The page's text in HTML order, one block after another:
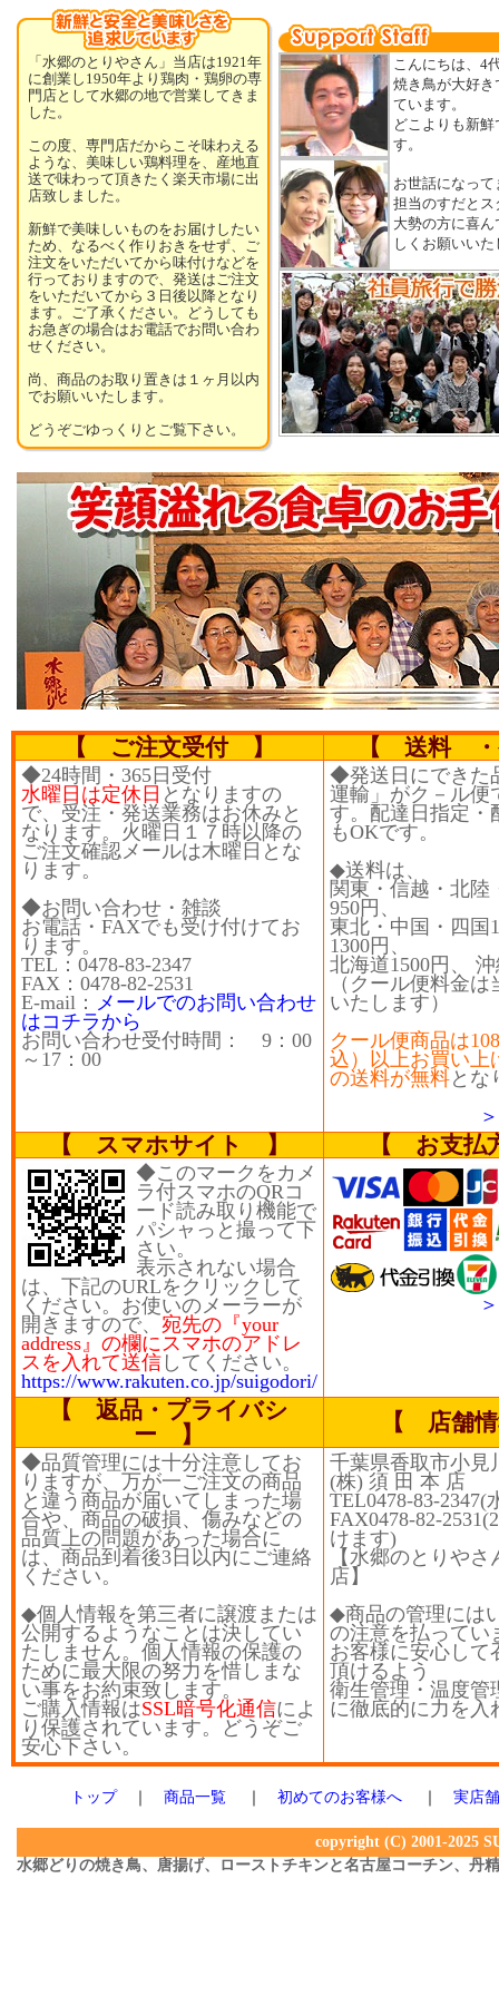
「水郷のとりやさん」当店は1921年
に創業し1950年より鶏肉・鶏卵の専
門店として水郷の地で営業してきま
した。
この度、専門店だからこそ味わえる
ような、美味しい鶏料理を、産地直
送で味わって頂きたく楽天市場に出
店致しました。
新鮮で美味しいものをお届けしたい
ため、なるべく作りおきをせず、ご
注文をいただいてから味付けなどを
行っておりますので、発送はご注文
をいただいてから３日後以降となり
ます。ご了承ください。どうしても
お急ぎの場合はお電話でお問い合わ
せください。
尚、商品のお取り置きは１ヶ月以内
でお願いいたします。
どうぞごゆっくりとご覧下さい。
こんにちは、4
焼き鳥が大好
ています。
どこよりも新
す。
お世話になって
担当のすだと
大勢の方に喜
しくお願いいた
【 ご注文受付 】 【 送料
◆24時間・365日受付
水曜日は定休日 となりますの
で、受注・発送業務はお休みと
なります。火曜日１７時以降の
ご注文確認メールは木曜日とな
ります。
◆お問い合わせ・雑談
お電話・FAXでも受け付けてお
ります。
TEL：0478-83-2347
FAX：0478-82-2531
E-mail： メールでのお問い合わせ
はコチラから
お問い合わせ受付時間： 9：00
～17：00
◆発送日にできた
運輸」がク－ル便
す。配達日指定・
もOKです。
◆送料は、
関東・信越・北陸
950円、
東北・中国・四国
1300円、
北海道1500円、
（クール便料金
いたします）
クール便商品は
込）以上お買い上
の送料が無料とな
【 スマホサイト 】 【 お支
◆このマークをカメ
ラ付スマホのQRコ
ード読み取り機能で
パシャっと撮って下
さい。
表示されない場合
は、下記のURLをクリックして
ください。お使いのメーラーが
開きますので、 宛先の『your
address』の欄にスマホのアドレ
スを入れて送信してください。
https://www.rakuten.co.jp/suigodori/
【 返品・プライバシ
ー 】
【 店舗
◆品質管理には十分注意してお
りますが、万が一ご注文の商品
と違う商品が届いてしまった場
合や、商品の破損、傷みなどの
品質上の問題があった場合に
は、商品到着後3日以内にご連絡
ください。
◆個人情報を第三者に譲渡または
公開するようなことは決してい
たしません。個人情報の保護の
ために最大限の努力を惜しまな
い事をお約束致します。
ご購入情報はSSL暗号化通信によ
り保護されています。どうぞご
安心下さい。
千葉県香取市小見
(株) 須 田 本 店
TEL0478-83-2347(
FAX0478-82-
けます)
【水郷のとりや
店】
◆商品の管理には
の注意を払ってい
お客様に安心して
頂けるよう
衛生管理・温度管
に徹底的に力を入
トップ｜ 商品一覧｜ 初めてのお客様へ｜ 実店
copyright (C) 2001-2025
水郷どりの焼き鳥、唐揚げ、ローストチキンと名古屋コーチン、丹